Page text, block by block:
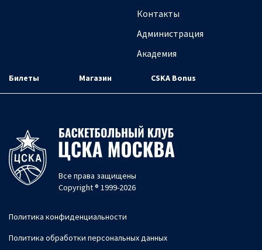
Контакты
Администрация
Академия
Билеты Магазин CSKA Bonus
Все права защищены
Copyright ® 1999-2026
Политика конфиденциальности
Политика обработки персональных данных